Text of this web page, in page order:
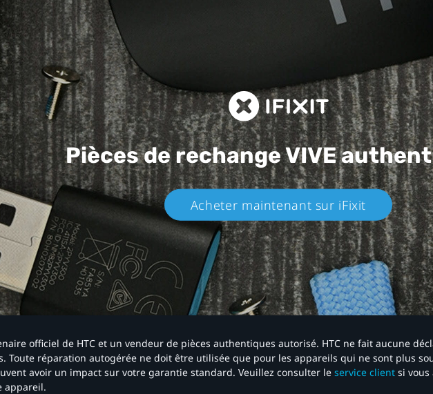
Pièces de rechangeVIVE
Acheter maintenant sur iFixit​
officiel de HTC et un vendeur de pièces authentiques autorisé. HTC ne fait aucune
Toute réparation autogérée ne doit être utilisée que pour les appareils qui ne sont plus
avoir un impact sur votre garantie standard. Veuillez consulter le service client si vous
appareil.​